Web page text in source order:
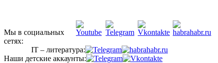
Мы в социальных
сетях:
IT – литература:
Наши детские аккаунты: